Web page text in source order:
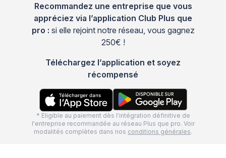
Recommandez une entreprise que vous
appréciez via l’application Club Plus que
pro : si elle rejoint notre réseau, vous gagnez
250€ !
Téléchargez l’application et soyez
récompensé
* Eligible au paiement dès l'intégration définitive de
l'entreprise recommandée au réseau Plus que pro. Voir
modalités complètes dans nos conditions générales.